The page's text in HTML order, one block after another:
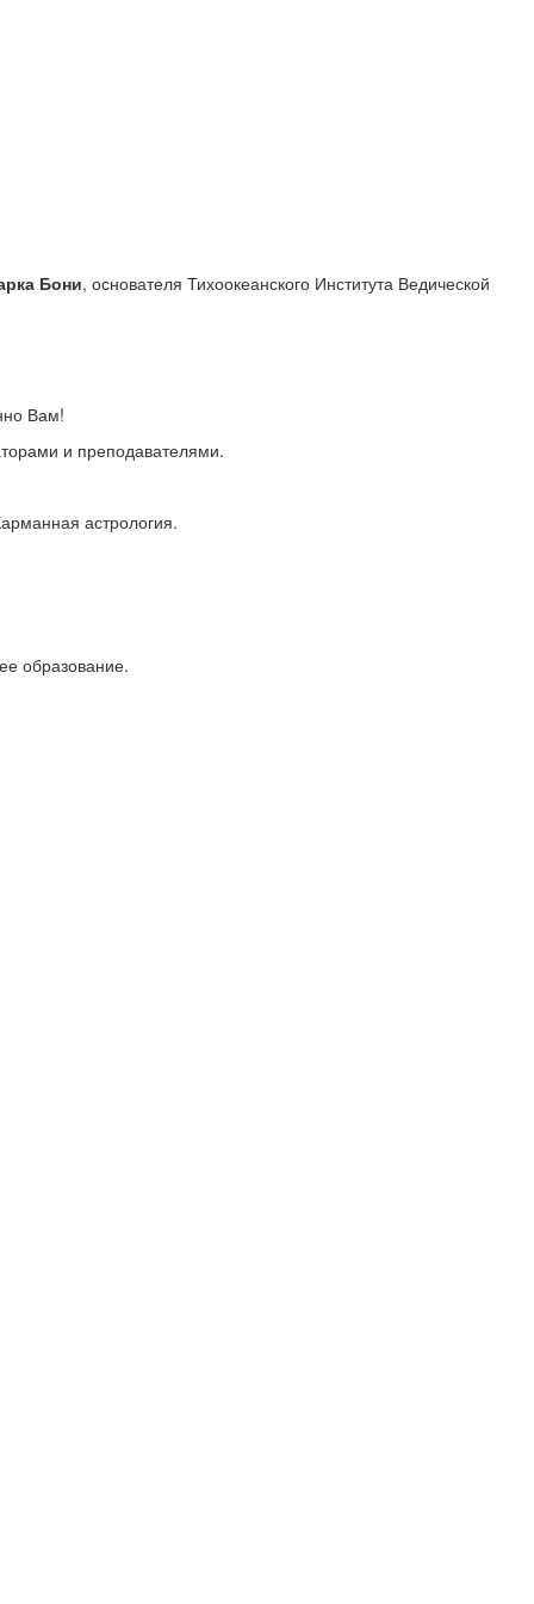
Бони, основателя Тихоокеанского Института Ведической
Вам!
и преподавателями.
астрология.
образование.